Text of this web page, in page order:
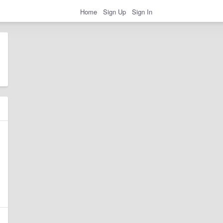
Home Sign Up Sign In